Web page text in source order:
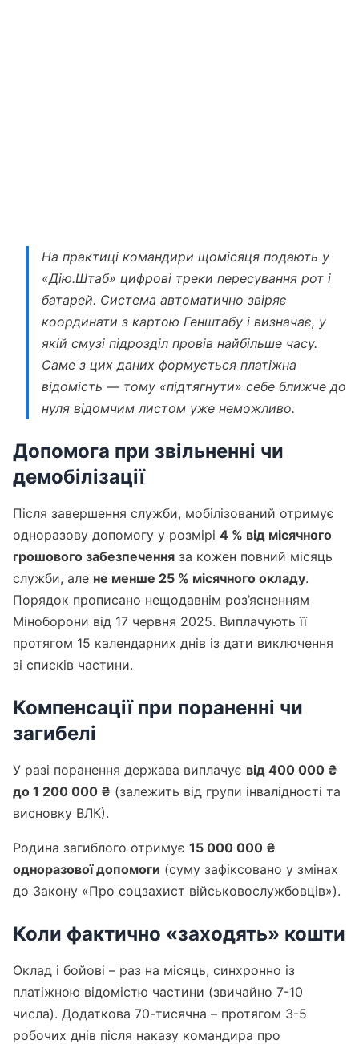
На практиці командири щомісяця подають у
«Дію.Штаб» цифрові треки пересування рот і
батарей. Система автоматично звіряє
координати з картою Генштабу і визначає, у
якій смузі підрозділ провів найбільше часу.
Саме з цих даних формується платіжна
відомість — тому «підтягнути» себе ближче до
нуля відомчим листом уже неможливо.
Допомога при звільненні чи
демобілізації
Після завершення служби, мобілізований отримує
одноразову допомогу у розмірі 4 % від місячного
грошового забезпечення за кожен повний місяць
служби, але не менше 25 % місячного окладу.
Порядок прописано нещодавнім роз’ясненням
Міноборони від 17 червня 2025. Виплачують її
протягом 15 календарних днів із дати виключення
зі списків частини.
Компенсації при пораненні чи
загибелі
У разі поранення держава виплачує від 400 000 ₴
до 1 200 000 ₴ (залежить від групи інвалідності та
висновку ВЛК).
Родина загиблого отримує 15 000 000 ₴
одноразової допомоги (суму зафіксовано у змінах
до Закону «Про соцзахист військовослужбовців»).
Коли фактично «заходять» кошти
Оклад і бойові – раз на місяць, синхронно із
платіжною відомістю частини (звичайно 7-10
числа). Додаткова 70-тисячна – протягом 3-5
робочих днів після наказу командира про